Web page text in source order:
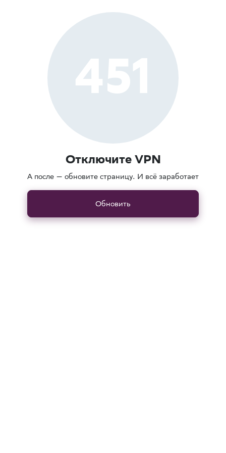
451
Отключите VPN
А после — обновите страницу. И всё заработает
Обновить